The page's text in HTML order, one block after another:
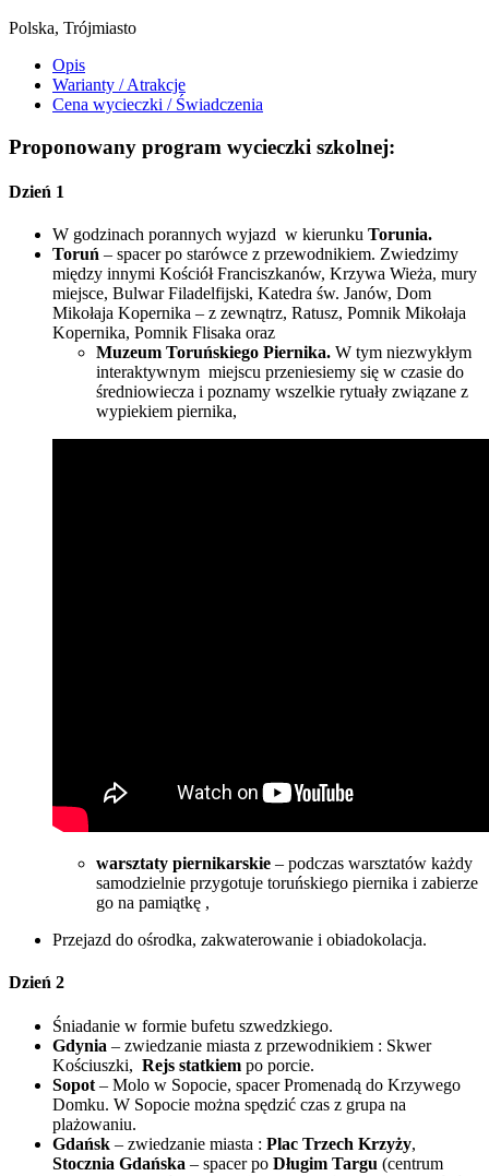
Polska, Trójmiasto
Opis
Warianty / Atrakcje
Cena wycieczki / Świadczenia
Proponowany program wycieczki szkolnej:
Dzień 1
W godzinach porannych wyjazd w kierunku Torunia.
Toruń – spacer po starówce z przewodnikiem. Zwiedzimy
między innymi Kościół Franciszkanów, Krzywa Wieża, mury
miejsce, Bulwar Filadelfijski, Katedra św. Janów, Dom
Mikołaja Kopernika – z zewnątrz, Ratusz, Pomnik Mikołaja
Kopernika, Pomnik Flisaka oraz
Muzeum Toruńskiego Piernika. W tym niezwykłym
interaktywnym miejscu przeniesiemy się w czasie do
średniowiecza i poznamy wszelkie rytuały związane z
wypiekiem piernika,
warsztaty piernikarskie – podczas warsztatów każdy
samodzielnie przygotuje toruńskiego piernika i zabierze
go na pamiątkę ,
Przejazd do ośrodka, zakwaterowanie i obiadokolacja.
Dzień 2
Śniadanie w formie bufetu szwedzkiego.
Gdynia – zwiedzanie miasta z przewodnikiem : Skwer
Kościuszki, Rejs statkiem po porcie.
Sopot – Molo w Sopocie, spacer Promenadą do Krzywego
Domku. W Sopocie można spędzić czas z grupa na
plażowaniu.
Gdańsk – zwiedzanie miasta : Plac Trzech Krzyży,
Stocznia Gdańska – spacer po Długim Targu (centrum